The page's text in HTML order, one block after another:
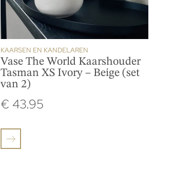
KAARSEN EN KANDELAREN
Vase The World Kaarshouder
Tasman XS Ivory – Beige (set
van 2)
€ 43.95